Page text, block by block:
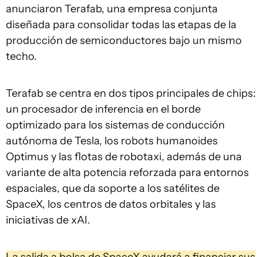
anunciaron Terafab, una empresa conjunta
diseñada para consolidar todas las etapas de la
producción de semiconductores bajo un mismo
techo.
Terafab se centra en dos tipos principales de chips:
un procesador de inferencia en el borde
optimizado para los sistemas de conducción
autónoma de Tesla, los robots humanoides
Optimus y las flotas de robotaxi, además de una
variante de alta potencia reforzada para entornos
espaciales, que da soporte a los satélites de
SpaceX, los centros de datos orbitales y las
iniciativas de xAI.